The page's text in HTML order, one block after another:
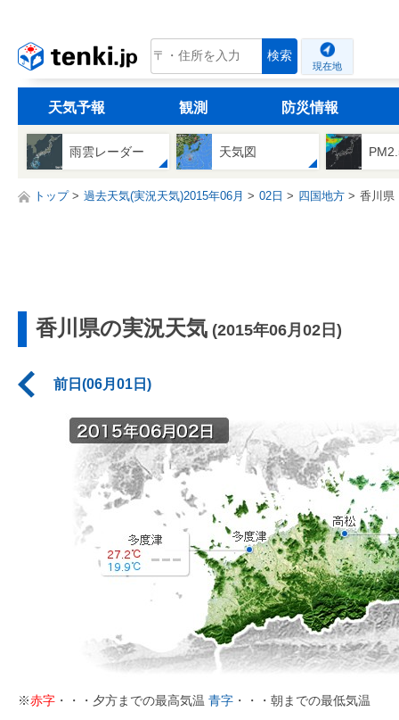
tenki.jp 検索
現在地
天気予報 観測 防災情報
雨雲レーダー 天気図
トップ 過去天気(実況天気)2015年06月 02日 四国地方 香川県
香川県の実況天気 (2015年06月02日)
前日(06月01日)
※赤字 ・・・夕方までの最高気温 青字 ・・・朝までの最低気温